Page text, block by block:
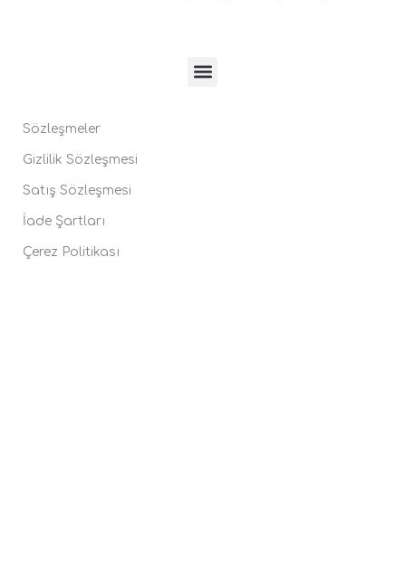
Sözleşmeler
Gizlilik Sözleşmesi
Satış Sözleşmesi
İade Şartları
Çerez Politikası